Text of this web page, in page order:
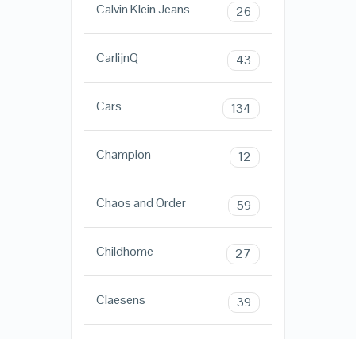
Calvin Klein Jeans 26
CarlijnQ 43
Cars 134
Champion 12
Chaos and Order 59
Childhome 27
Claesens 39